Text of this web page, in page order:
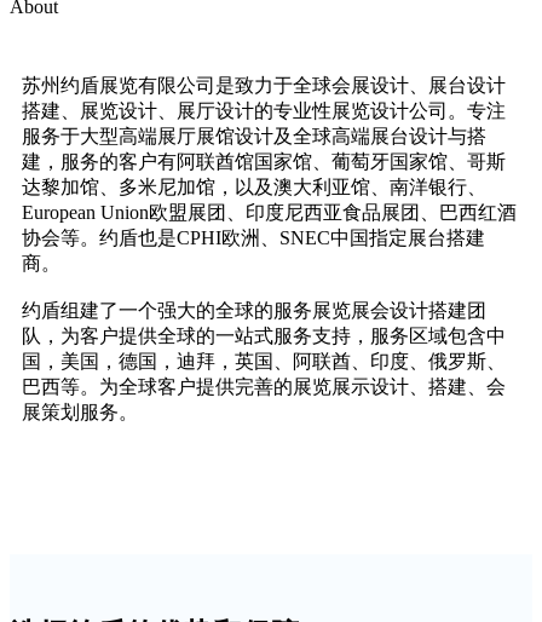
About
苏州约盾展览有限公司是致力于全球会展设计、展台设计
搭建、展览设计、展厅设计的专业性展览设计公司。专注
服务于大型高端展厅展馆设计及全球高端展台设计与搭
建，服务的客户有阿联酋馆国家馆、葡萄牙国家馆、哥斯
达黎加馆、多米尼加馆，以及澳大利亚馆、南洋银行、
European Union欧盟展团、印度尼西亚食品展团、巴西红酒
协会等。约盾也是CPHI欧洲、SNEC中国指定展台搭建
商。
约盾组建了一个强大的全球的服务展览展会设计搭建团
队，为客户提供全球的一站式服务支持，服务区域包含中
国，美国，德国，迪拜，英国、阿联酋、印度、俄罗斯、
巴西等。为全球客户提供完善的展览展示设计、搭建、会
展策划服务。